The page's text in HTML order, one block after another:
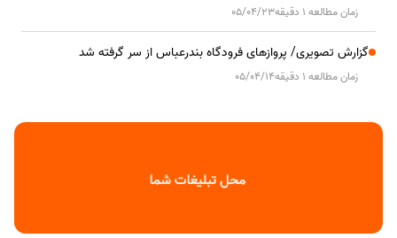
زمان مطالعه 1 دقیقه 05/04/23
گزارش تصویری/ پروازهای فرودگاه بندرعباس از سر گرفته شد
زمان مطالعه 1 دقیقه 05/04/14